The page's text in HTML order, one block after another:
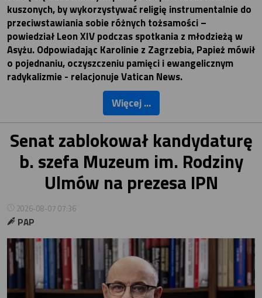
kuszonych, by wykorzystywać religię instrumentalnie do
przeciwstawiania sobie różnych tożsamości –
powiedział Leon XIV podczas spotkania z młodzieżą w
Asyżu. Odpowiadając Karolinie z Zagrzebia, Papież mówił
o pojednaniu, oczyszczeniu pamięci i ewangelicznym
radykalizmie - relacjonuje Vatican News.
Więcej ...
Senat zablokował kandydaturę
b. szefa Muzeum im. Rodziny
Ulmów na prezesa IPN
2026-08-07 07:36
PAP